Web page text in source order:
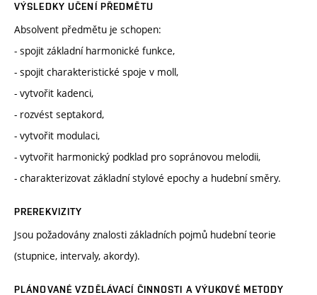
VÝSLEDKY UČENÍ PŘEDMĚTU
Absolvent předmětu je schopen:
- spojit základní harmonické funkce,
- spojit charakteristické spoje v moll,
- vytvořit kadenci,
- rozvést septakord,
- vytvořit modulaci,
- vytvořit harmonický podklad pro sopránovou melodii,
- charakterizovat základní stylové epochy a hudební směry.
PREREKVIZITY
Jsou požadovány znalosti základních pojmů hudební teorie
(stupnice, intervaly, akordy).
PLÁNOVANÉ VZDĚLÁVACÍ ČINNOSTI A VÝUKOVÉ METODY